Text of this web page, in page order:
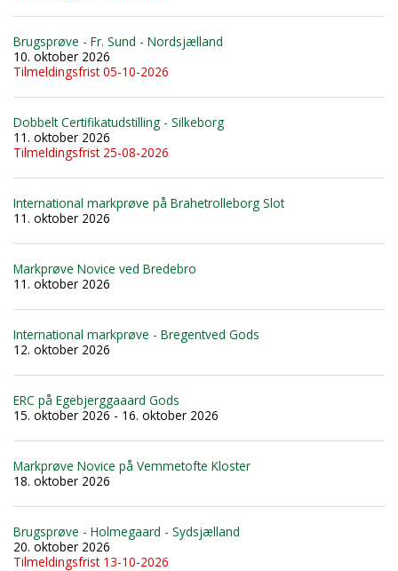
Brugsprøve - Fr. Sund - Nordsjælland
10. oktober 2026
Tilmeldingsfrist 05-10-2026
Dobbelt Certifikatudstilling - Silkeborg
11. oktober 2026
Tilmeldingsfrist 25-08-2026
International markprøve på Brahetrolleborg Slot
11. oktober 2026
Markprøve Novice ved Bredebro
11. oktober 2026
International markprøve - Bregentved Gods
12. oktober 2026
ERC på Egebjerggaaard Gods
15. oktober 2026 - 16. oktober 2026
Markprøve Novice på Vemmetofte Kloster
18. oktober 2026
Brugsprøve - Holmegaard - Sydsjælland
20. oktober 2026
Tilmeldingsfrist 13-10-2026